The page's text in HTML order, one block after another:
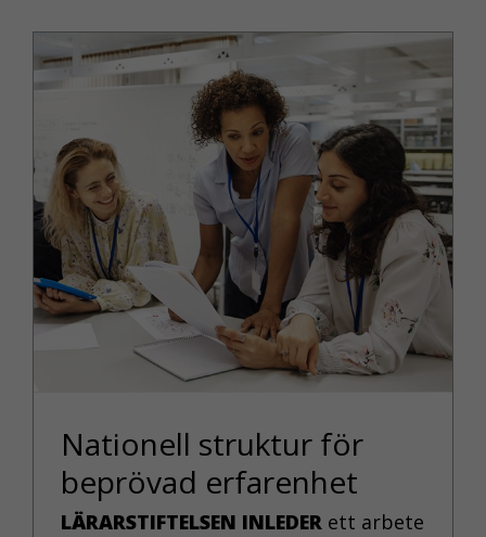
Nationell struktur för
beprövad erfarenhet
LÄRARSTIFTELSEN INLEDER ett arbete
funktioner inte
att fungera alls.
KAKOR FÖR
Kakor för
marknadsföring
används för att spåra
besökare på
webbplatsen. Genom
att tillåta sådana
ökar du möjligheterna
anpassat innehåll och
erbjudanden.